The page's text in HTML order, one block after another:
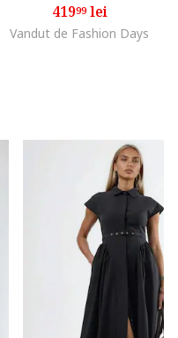
41999lei
Vandut de Fashion Days